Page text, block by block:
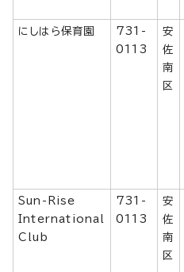
にしはら保育園
731-
0113
安
佐
南
区
Sun-Rise
International
Club
731-
0113
安
佐
南
区